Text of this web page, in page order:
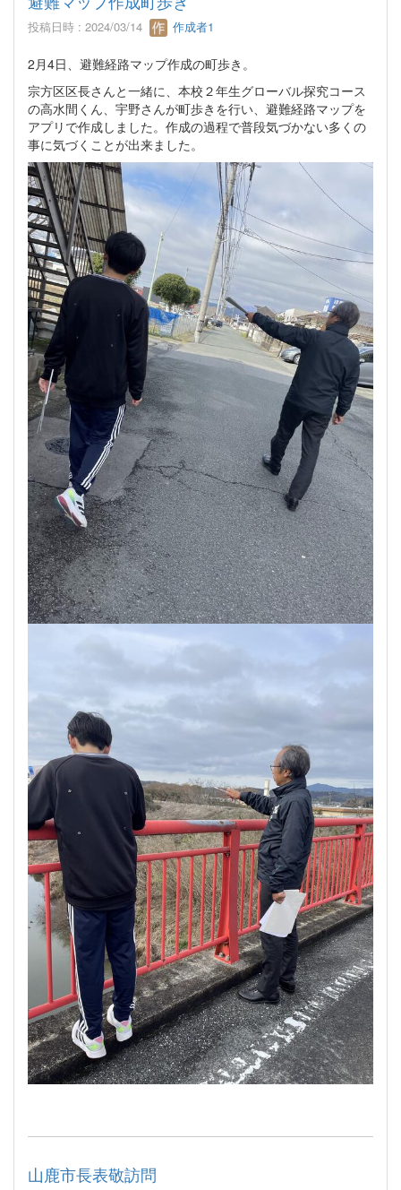
投稿日時 : 2024/03/14 作成者1
2月4日、避難経路マップ作成の町歩き。
宗方区区長さんと一緒に、本校２年生グローバル探究コース
の高水間くん、宇野さんが町歩きを行い、避難経路マップを
アプリで作成しました。作成の過程で普段気づかない多くの
事に気づくことが出来ました。
山鹿市長表敬訪問